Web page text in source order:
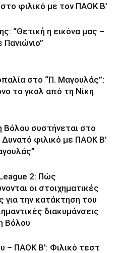
φιλικό με τον ΠΑΟΚ Β’
“Θετική η εικόνα μας –
Πανιώνιο”
στο “Π. Μαγουλάς”:
το γκολ από τη Νίκη
Βόλου συστήνεται στο
Δυνατό φιλικό με ΠΑΟΚ Β’
2: Πώς
οι στοιχηματικές
για την κατάκτηση του
διακυμάνσεις
Βόλου
– ΠΑΟΚ Β’: Φιλικό τεστ